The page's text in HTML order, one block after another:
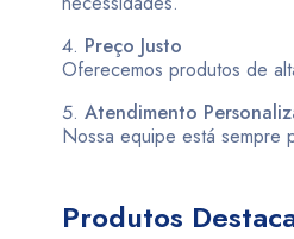
Preço Justo
Oferecemos produtos de
Atendimento
Nossa equipe está sempre
Produtos